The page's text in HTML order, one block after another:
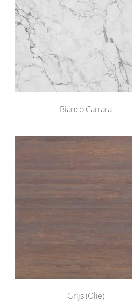
Bianco Carrara
Grijs (Olie)